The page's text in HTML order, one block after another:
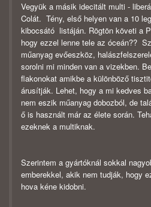
Vegyük a másik idecitált multi -
Colát. Tény, első helyen van a 10
kibocsátó listáján. Rögtön követi a
hogy ezzel lenne tele az óceán??
műanyag evőeszköz,
sorolni mi minden van a vizekben.
flakonokat amikbe a különböző
árusítják. Lehet, hogy a mi kedves
nem eszik műanyag dobozból, de
ő is használt már az élete során.
ezeknek a multiknak.
Szerintem a gyártóknál sokkal
emberekkel, akik nem tudják, hogy
hova kéne kidobni.